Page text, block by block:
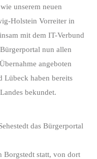
unserem neuen
Holstein Vorreiter in
mit dem IT-Verbund
nun allen
angeboten
Lübeck haben bereits
bekundet.
das Bürgerportal
Borgstedt statt, von dort